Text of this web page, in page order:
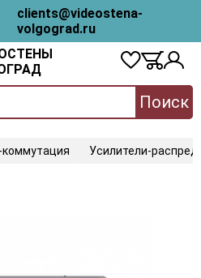
clients@videostena-
volgograd.ru
Поиск
коммутация Усилители-